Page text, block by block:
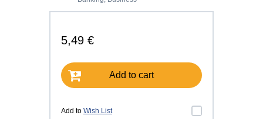
5,49 €
Add to cart
Add to Wish List